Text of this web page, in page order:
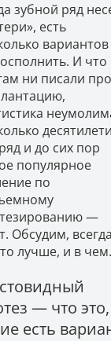
зубной ряд
есть
вариантов
И что
ни писали про
и до сих пор
популярное
по
—
Обсудим, всегда
лучше, и в чем.
— что
есть